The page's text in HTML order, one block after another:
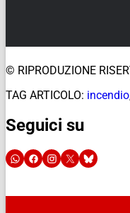
© RIPRODUZIONE
TAG ARTICOLO: incendio
Seguici su